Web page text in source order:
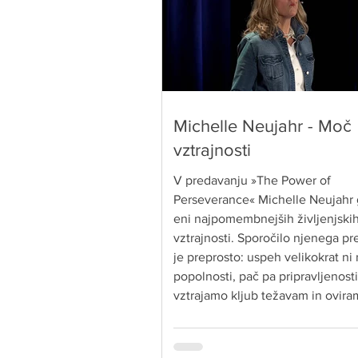
Michelle Neujahr - Moč
vztrajnosti
V predavanju »The Power of
Perseverance« Michelle Neujahr
eni najpomembnejših
vztrajnosti. Sporočilo njenega
je preprosto: uspeh velikokrat ni
popolnosti, pač pa
vztrajamo kljub težavam in